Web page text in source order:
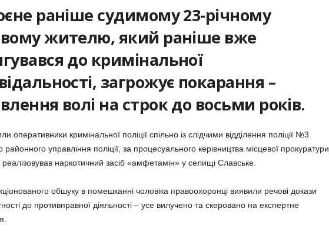
раніше судимому 23-річному
жителю, який раніше вже
до кримінальної
загрожує покарання –
волі на строк до восьми років.
оперативники кримінальної поліції спільно із слідчими відділення поліції №3
районного управління поліції, за процесуального керівництва місцевої прокуратури,
наркотичний засіб «амфетамін» у селищі Славське.
обшуку в помешканні чоловіка правоохоронці виявили речові докази
до противправної діяльності – усе вилучено та скеровано на експертне